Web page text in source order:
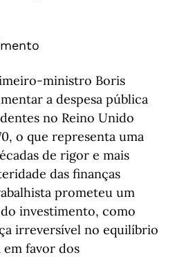
ministro Boris
a despesa pública
no Reino Unido
o que representa uma
de rigor e mais
das finanças
prometeu um
investimento, como
irreversível no equilíbrio
favor dos